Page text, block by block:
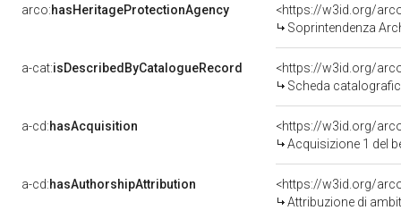
arco:hasHeritageProtectionAgency
<https://w3id.org/
Soprintendenza
a-cat:isDescribedByCatalogueRecord
<https://w3id.org/
Scheda
a-cd:hasAcquisition
<https://w3id.org/
Acquisizione 1 del
a-cd:hasAuthorshipAttribution
<https://w3id.org/
Attribuzione di